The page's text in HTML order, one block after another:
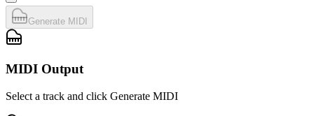
Generate MIDI
MIDI Output
Select a track and click Generate MIDI